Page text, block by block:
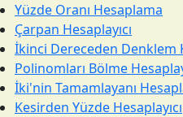
Yüzde Oranı Hesaplama
Çarpan Hesaplayıcı
İkinci Dereceden Denklem
Polinomları Bölme
İki'nin Tamamlayanı
Kesirden Yüzde Hesaplayıcı